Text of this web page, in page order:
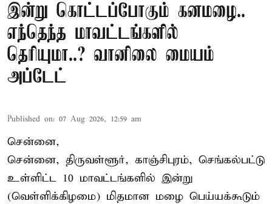
இன்று கொட்டப்போகும் கனமழை..
எந்தெந்த மாவட்டங்களில்
தெரியுமா..? வானிலை மையம்
அப்டேட்
Published on: 07 Aug 2026, 12:59 am
சென்னை,
சென்னை, திருவள்ளூர், காஞ்சிபுரம், செங்கல்பட்டு
உள்ளிட்ட 10 மாவட்டங்களில் இன்று
(வெள்ளிக்கிழமை) மிதமான மழை பெய்யக்கூடும்